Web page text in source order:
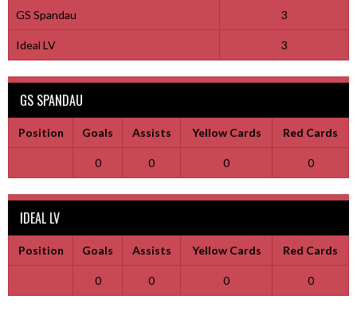
GS Spandau 3
Ideal LV 3
GS SPANDAU
Position Goals Assists Yellow Cards Red Cards
0 0 0 0
IDEAL LV
Position Goals Assists Yellow Cards Red Cards
0 0 0 0